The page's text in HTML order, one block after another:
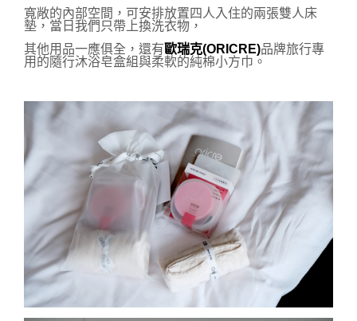
寬敞的內部空間，可安排放置四人入住的兩張雙人床
墊，當日我們只帶上換洗衣物，
其他用品一應俱全，還有 歐瑞克(ORICRE)品牌旅行專
用的隨行沐浴皂盒組與柔軟的純棉小方巾。